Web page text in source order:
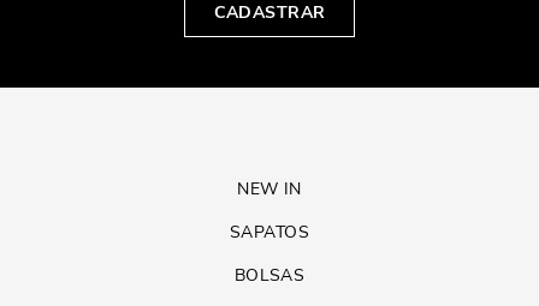
CADASTRAR
NEW IN
SAPATOS
BOLSAS